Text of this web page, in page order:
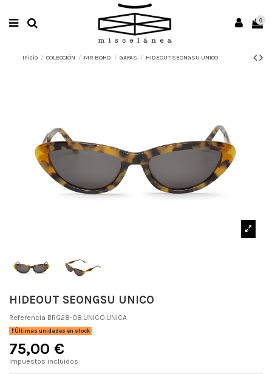
0
Inicio COLECCIÓN MR BOHO GAFAS HIDEOUT SEONGSU UNICO
HIDEOUT SEONGSU UNICO
Referencia BRG28-08.UNICO.UNICA
Últimas unidades en stock
75,00 €
Impuestos incluidos